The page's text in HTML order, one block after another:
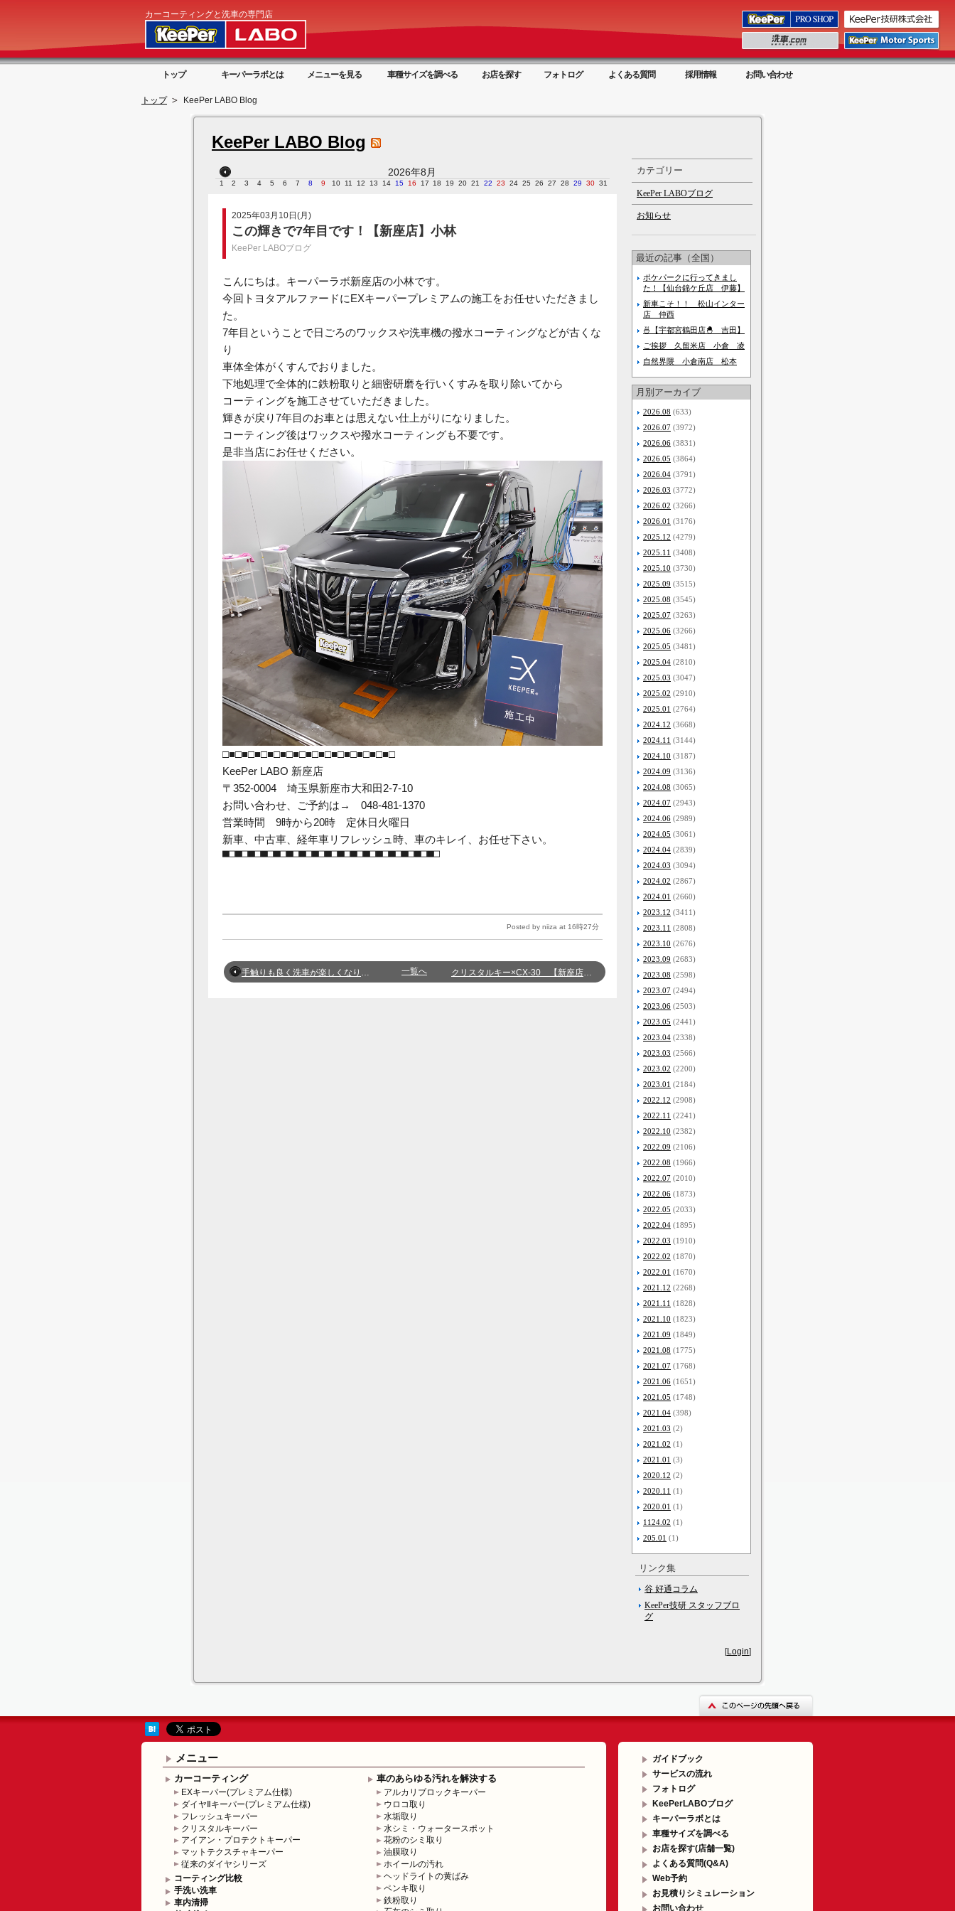
カーコーティングと洗車の専門店
トップ キーパーラボとは メニューを見る 車種サイズを調べる お店を探す フォトログ よくある質問 採用情報 お問い合わせ
トップ KeePer LABO Blog
KeePer LABO Blog
2026年8月
1 2 3 4 5 6 7 8 9 10 11 12 13 14 15 16 17 18 19 20 21 22 23 24 25 26 27 28 29 30 31
2025年03月10日(月)
この輝きで7年目です！【新座店】小林
KeePer LABOブログ
こんにちは。キーパーラボ新座店の小林です。
今回トヨタアルファードにEXキーパープレミアムの施工をお任せいただきまし
た。
7年目ということで日ごろのワックスや洗車機の撥水コーティングなどが古くな
り
車体全体がくすんでおりました。
下地処理で全体的に鉄粉取りと細密研磨を行いくすみを取り除いてから
コーティングを施工させていただきました。
輝きが戻り7年目のお車とは思えない仕上がりになりました。
コーティング後はワックスや撥水コーティングも不要です。
是非当店にお任せください。
□■□■□■□■□■□■□■□■□■□■□■□■□■□
KeePer LABO 新座店
〒352-0004 埼玉県新座市大和田2-7-10
お問い合わせ、ご予約は→ 048-481-1370
営業時間 9時から20時 定休日火曜日
新車、中古車、経年車リフレッシュ時、車のキレイ、お任せ下さい。
■□■□■□■□■□■□■□■□■□■□■□■□■□■□■□■□■□
Posted by niiza at 16時27分
手触りも良く洗車が楽しくなります！【新座店】小林 一覧へ クリスタルキー×CX-30 【新座店】渡辺
カテゴリー
KeePer LABOブログ
お知らせ
最近の記事（全国）
ポケパークに行ってきまし
た！【仙台錦ケ丘店 伊藤】
新車こそ！！ 松山インター
店 仲西
🍜【宇都宮鶴田店🐣 吉田】
ご挨拶 久留米店 小倉 凌
自然界隈 小倉南店 松本
月別アーカイブ
2026.08 (633)
2026.07 (3972)
2026.06 (3831)
2026.05 (3864)
2026.04 (3791)
2026.03 (3772)
2026.02 (3266)
2026.01 (3176)
2025.12 (4279)
2025.11 (3408)
2025.10 (3730)
2025.09 (3515)
2025.08 (3545)
2025.07 (3263)
2025.06 (3266)
2025.05 (3481)
2025.04 (2810)
2025.03 (3047)
2025.02 (2910)
2025.01 (2764)
2024.12 (3668)
2024.11 (3144)
2024.10 (3187)
2024.09 (3136)
2024.08 (3065)
2024.07 (2943)
2024.06 (2989)
2024.05 (3061)
2024.04 (2839)
2024.03 (3094)
2024.02 (2867)
2024.01 (2660)
2023.12 (3411)
2023.11 (2808)
2023.10 (2676)
2023.09 (2683)
2023.08 (2598)
2023.07 (2494)
2023.06 (2503)
2023.05 (2441)
2023.04 (2338)
2023.03 (2566)
2023.02 (2200)
2023.01 (2184)
2022.12 (2908)
2022.11 (2241)
2022.10 (2382)
2022.09 (2106)
2022.08 (1966)
2022.07 (2010)
2022.06 (1873)
2022.05 (2033)
2022.04 (1895)
2022.03 (1910)
2022.02 (1870)
2022.01 (1670)
2021.12 (2268)
2021.11 (1828)
2021.10 (1823)
2021.09 (1849)
2021.08 (1775)
2021.07 (1768)
2021.06 (1651)
2021.05 (1748)
2021.04 (398)
2021.03 (2)
2021.02 (1)
2021.01 (3)
2020.12 (2)
2020.11 (1)
2020.01 (1)
1124.02 (1)
205.01 (1)
リンク集
谷 好通コラム
KeePer技研 スタッフブロ
グ
[Login]
メニュー
カーコーティング
EXキーパー(プレミアム仕様)
ダイヤⅡキーパー(プレミアム仕様)
フレッシュキーパー
クリスタルキーパー
アイアン・プロテクトキーパー
マットテクスチャキーパー
従来のダイヤシリーズ
コーティング比較
手洗い洗車
車内清掃
車のあらゆる汚れを解決する
アルカリブロックキーパー
ウロコ取り
水垢取り
水シミ・ウォータースポット
花粉のシミ取り
油膜取り
ホイールの汚れ
ヘッドライトの黄ばみ
ペンキ取り
鉄粉取り
ガイドブック
サービスの流れ
フォトログ
KeePerLABOブログ
キーパーラボとは
車種サイズを調べる
お店を探す(店舗一覧)
よくある質問(Q&A)
Web予約
お見積りシミュレーション
お問い合わせ